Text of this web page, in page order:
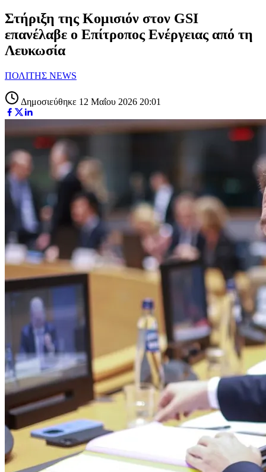
Στήριξη της Κομισιόν στον GSI
επανέλαβε ο Επίτροπος Ενέργειας από τη
Λευκωσία
ΠΟΛΙΤΗΣ NEWS
Δημοσιεύθηκε 12 Μαΐου 2026 20:01